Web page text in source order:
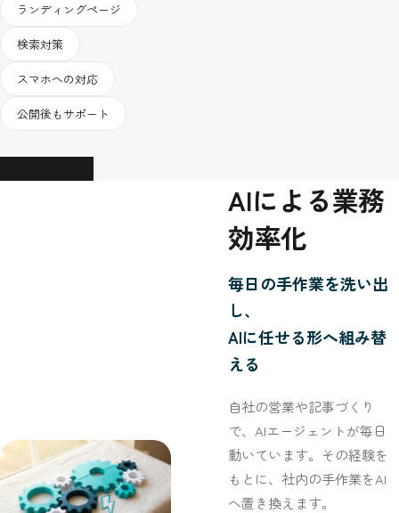
ランディングページ
検索対策
スマホへの対応
公開後もサポート
AIによる業務
効率化
毎日の手作業を洗い出
し、
AIに任せる形へ組み替
える
自社の営業や記事づくり
で、AIエージェントが毎日
動いています。その経験を
もとに、社内の手作業をAI
へ置き換えます。